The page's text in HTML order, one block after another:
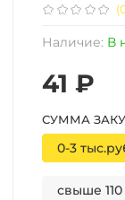
Наличие: В
41 ₽
СУММА
0-3
свыше